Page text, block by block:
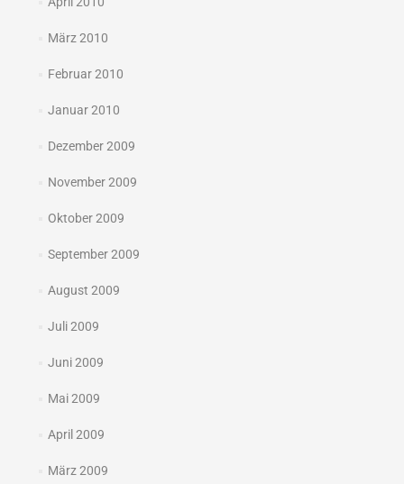
März 2010
Februar 2010
Januar 2010
Dezember 2009
November 2009
Oktober 2009
September 2009
August 2009
Juli 2009
Juni 2009
Mai 2009
April 2009
März 2009